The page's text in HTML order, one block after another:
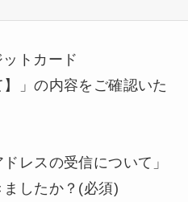
ットカード
】」の内容をご確認いた
レスの受信について」
したか？(必須)